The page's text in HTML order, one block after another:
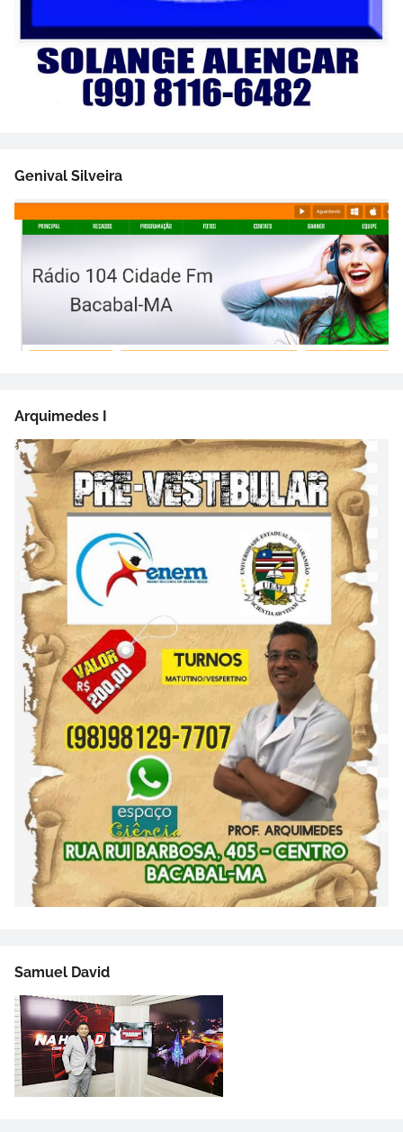
Genival Silveira
Arquimedes I
Samuel David